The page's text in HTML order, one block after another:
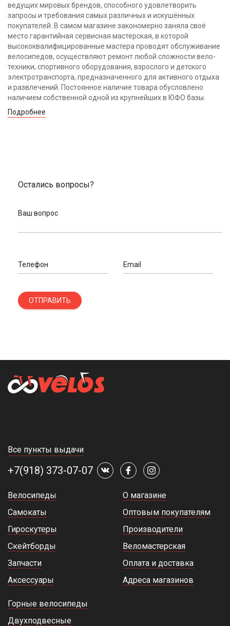
ведущих мировых брендов, способного удовлетворить
запросы и требования самых различных и искушённых
покупателей. В самом магазине закономерно заняла своё
место гарантийная сервисная мастерская, в которой
высококвалифицированные мастера проводят обслуживание
велосипедов, осуществляют ремонт любой сложности вело-
техники, спортивного оборудования, взрослого и детского
электротранспорта, предназначенного для активного отдыха
и развлечений. Постоянное наличие товара обусловлено
наличием собственной одной из крупнейших в ЮФО базы.
Подробнее
Остались вопросы?
Ваш вопрос
Телефон Email
ОТПРАВИТЬ
Все пункты выдачи
+7(918) 373-07-07
Велосипеды
Самокаты
Гироскутеры
Скейтборды
Запчасти
Аксессуары
О магазине
Оптовым покупателям
Производители
Веломастерская
Оплата и доставка
Адреса магазинов
Горные велосипеды
Двухподвесные